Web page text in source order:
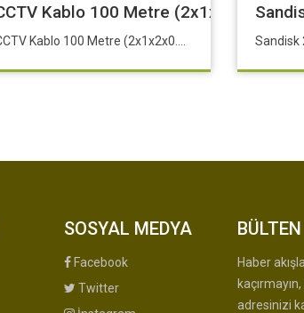
Kablo 100 Metre
SOSYAL MEDYA
Facebook
Twitter
BÜLTEN
Haber
adresinizi